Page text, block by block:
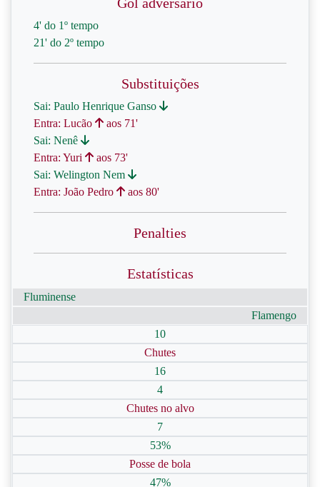
4' do 1º tempo
21' do 2º tempo
Substituições
Sai: Paulo Henrique Ganso
Entra: Lucão
aos 71'
Sai: Nenê
Entra: Yuri
aos 73'
Sai: Welington Nem
Entra: João Pedro
aos 80'
Penalties
Estatísticas
Fluminense
Flamengo
10
Chutes
16
4
Chutes no alvo
7
53%
Posse de bola
47%